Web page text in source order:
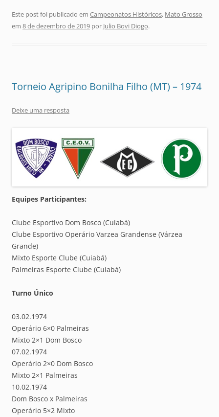
Este post foi publicado em Campeonatos Históricos, Mato Grosso
em 8 de dezembro de 2019 por Julio Bovi Diogo.
Torneio Agripino Bonilha Filho (MT) – 1974
Deixe uma resposta
Equipes Participantes:
Clube Esportivo Dom Bosco (Cuiabá)
Clube Esportivo Operário Varzea Grandense (Várzea
Grande)
Mixto Esporte Clube (Cuiabá)
Palmeiras Esporte Clube (Cuiabá)
Turno Único
03.02.1974
Operário 6×0 Palmeiras
Mixto 2×1 Dom Bosco
07.02.1974
Operário 2×0 Dom Bosco
Mixto 2×1 Palmeiras
10.02.1974
Dom Bosco x Palmeiras
Operário 5×2 Mixto